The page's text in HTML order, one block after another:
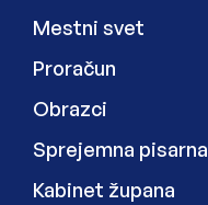
Mestni svet
Proračun
Obrazci
Sprejemna pisarna
Kabinet župana